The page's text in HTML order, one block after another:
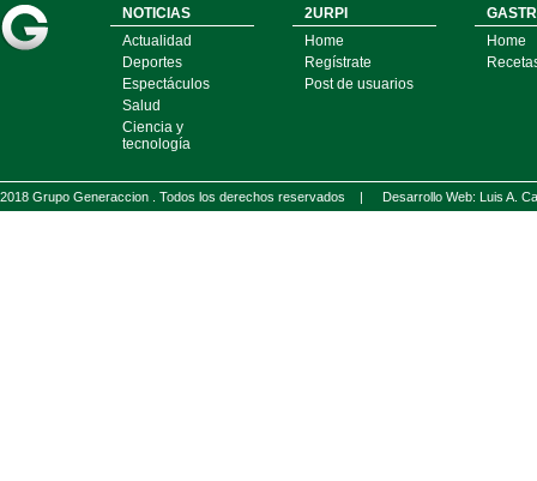
NOTICIAS
Actualidad
Deportes
Espectáculos
Salud
Ciencia y
tecnología
2URPI
Home
Regístrate
Post de usuarios
Home
2018 Grupo Generaccion . Todos los derechos reservados | Desarrollo Web: Luis